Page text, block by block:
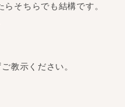
そちらでも結構です。
教示ください。